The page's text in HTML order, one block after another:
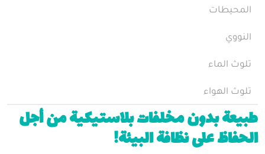
المحيطات
النووي
تلوث الماء
تلوث الهواء
طبيعة بدون مخلفات بلاستيكية من أجل
الحفاظ على نظافة البيئة!